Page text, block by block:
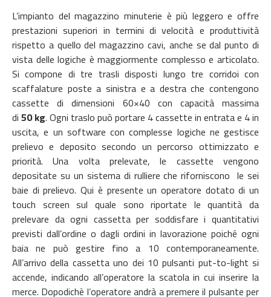
L’impianto del magazzino minuterie è più leggero e offre
prestazioni superiori in termini di velocità e produttività
rispetto a quello del magazzino cavi, anche se dal punto di
vista delle logiche è maggiormente complesso e articolato.
Si compone di tre trasli disposti lungo tre corridoi con
scaffalature poste a sinistra e a destra che contengono
cassette di dimensioni 60×40 con capacità massima
di 50 kg. Ogni traslo può portare 4 cassette in entrata e 4 in
uscita, e un software con complesse logiche ne gestisce
prelievo e deposito secondo un percorso ottimizzato e
priorità. Una volta prelevate, le cassette vengono
depositate su un sistema di rulliere che riforniscono le sei
baie di prelievo. Qui è presente un operatore dotato di un
touch screen sul quale sono riportate le quantità da
prelevare da ogni cassetta per soddisfare i quantitativi
previsti dall’ordine o dagli ordini in lavorazione poiché ogni
baia ne può gestire fino a 10 contemporaneamente.
All’arrivo della cassetta uno dei 10 pulsanti put-to-light si
accende, indicando all’operatore la scatola in cui inserire la
merce. Dopodichè l’operatore andrà a premere il pulsante per